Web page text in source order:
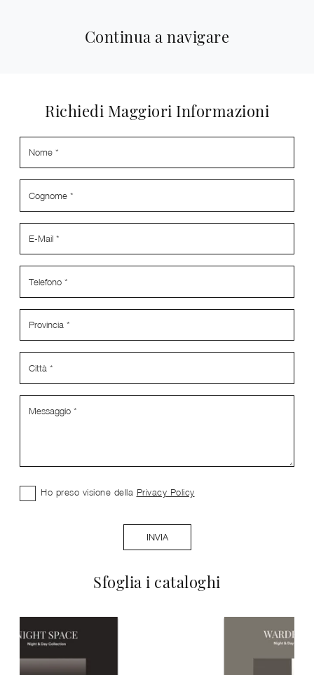
Continua a navigare
Sfoglia i cataloghi
Richiedi Maggiori Informazioni
Ho preso visione della Privacy Policy
INVIA